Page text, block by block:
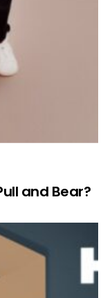
and Bear?